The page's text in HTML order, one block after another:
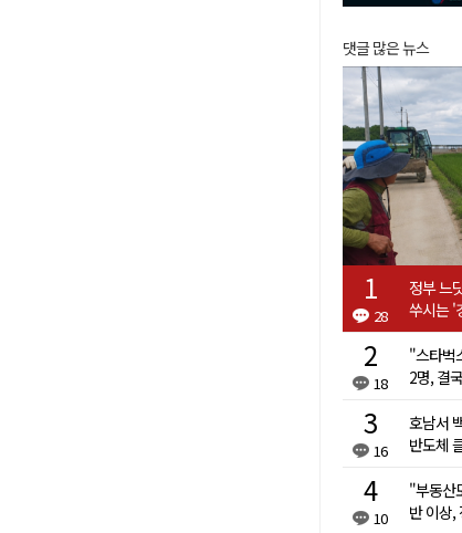
댓글 많은 뉴스
28
정부 느
쑤시는 '
18
"스타벅
2명, 결
16
호남서
반도체
10
"부동산
반 이상,